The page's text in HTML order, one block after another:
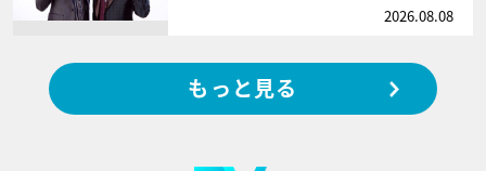
2026.08.08
もっと見る